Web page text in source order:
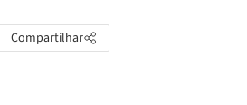
Compartilhar